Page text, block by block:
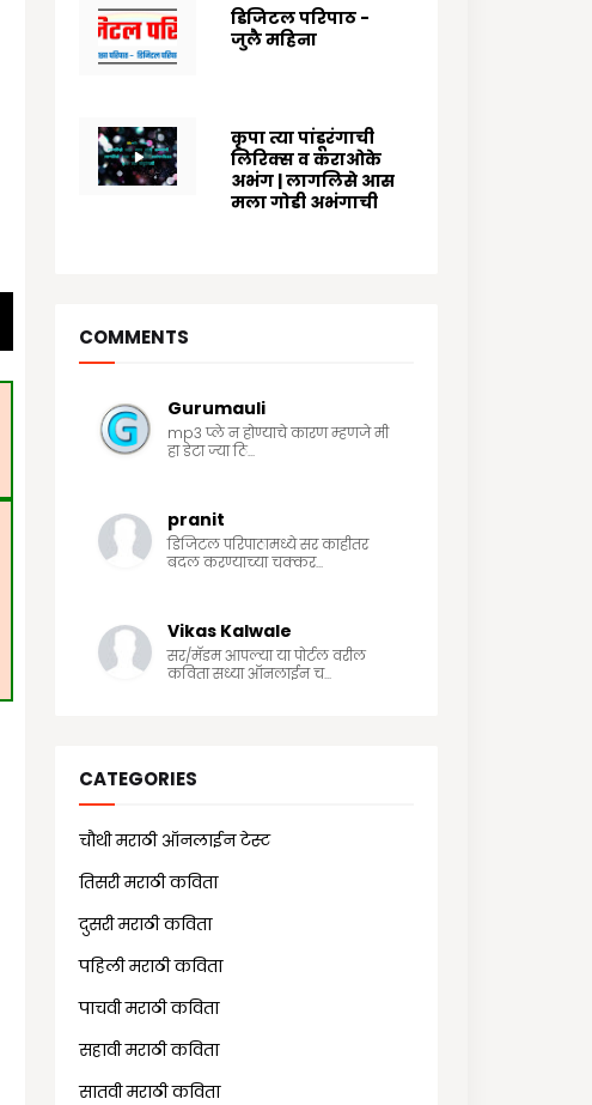
डिजिटल परिपाठ -
जुलै महिना
कृपा त्या पांडूरंगाची
लिरिक्स व कराओके
अभंग | लागलिसे आस
मला गोडी अभंगाची
COMMENTS
Gurumauli
mp3 प्ले न होण्याचे कारण म्हणजे मी
हा डेटा ज्या ठि...
pranit
डिजिटल परिपाठामध्ये सर काहीतर
बदल करण्याच्या चक्कर...
Vikas Kalwale
सर/मॅडम आपल्या या पोर्टल वरील
कविता सध्या ऑनलाईन च...
CATEGORIES
चौथी मराठी ऑनलाईन टेस्ट
तिसरी मराठी कविता
दुसरी मराठी कविता
पहिली मराठी कविता
पाचवी मराठी कविता
सहावी मराठी कविता
सातवी मराठी कविता